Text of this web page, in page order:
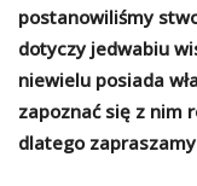
postanowiliśmy
dotyczy jedwabiu
niewielu posiada
zapoznać się z nim
dlatego